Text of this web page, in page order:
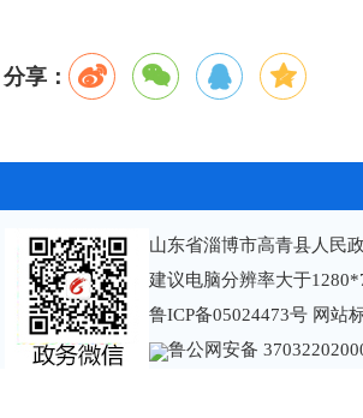
分享：
山东省淄博市高青县人民
建议电脑分辨率大于
鲁ICP备05024473号 网站
鲁公网安备